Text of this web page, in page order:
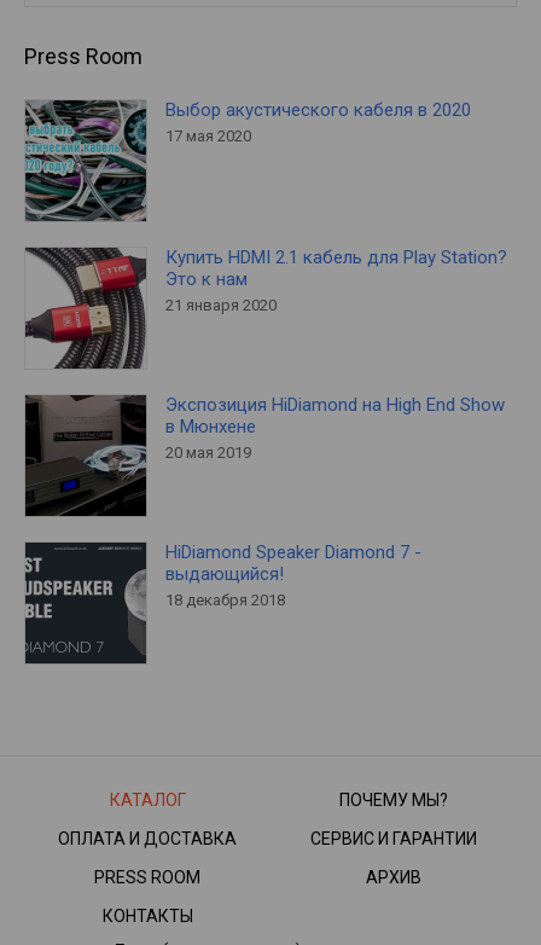
Press Room
Выбор акустического кабеля в 2020
17 мая 2020
Купить HDMI 2.1 кабель для Play Station?
Это к нам
21 января 2020
Экспозиция HiDiamond на High End Show
в Мюнхене
20 мая 2019
HiDiamond Speaker Diamond 7 -
выдающийся!
18 декабря 2018
КАТАЛОГ
ПОЧЕМУ МЫ?
ОПЛАТА И ДОСТАВКА
СЕРВИС И ГАРАНТИИ
PRESS ROOM
АРХИВ
КОНТАКТЫ